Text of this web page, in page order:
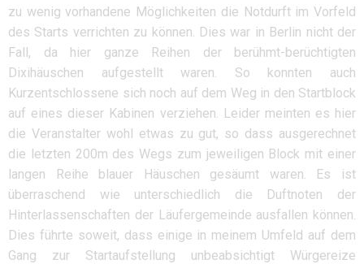
zu wenig vorhandene Möglichkeiten die Notdurft im Vorfeld
des Starts verrichten zu können. Dies war in Berlin nicht der
Fall, da hier ganze Reihen der berühmt-berüchtigten
Dixihäuschen aufgestellt waren. So konnten auch
Kurzentschlossene sich noch auf dem Weg in den Startblock
auf eines dieser Kabinen verziehen. Leider meinten es hier
die Veranstalter wohl etwas zu gut, so dass ausgerechnet
die letzten 200m des Wegs zum jeweiligen Block mit einer
langen Reihe blauer Häuschen gesäumt waren. Es ist
überraschend wie unterschiedlich die Duftnoten der
Hinterlassenschaften der Läufergemeinde ausfallen können.
Dies führte soweit, dass einige in meinem Umfeld auf dem
Gang zur Startaufstellung unbeabsichtigt Würgereize